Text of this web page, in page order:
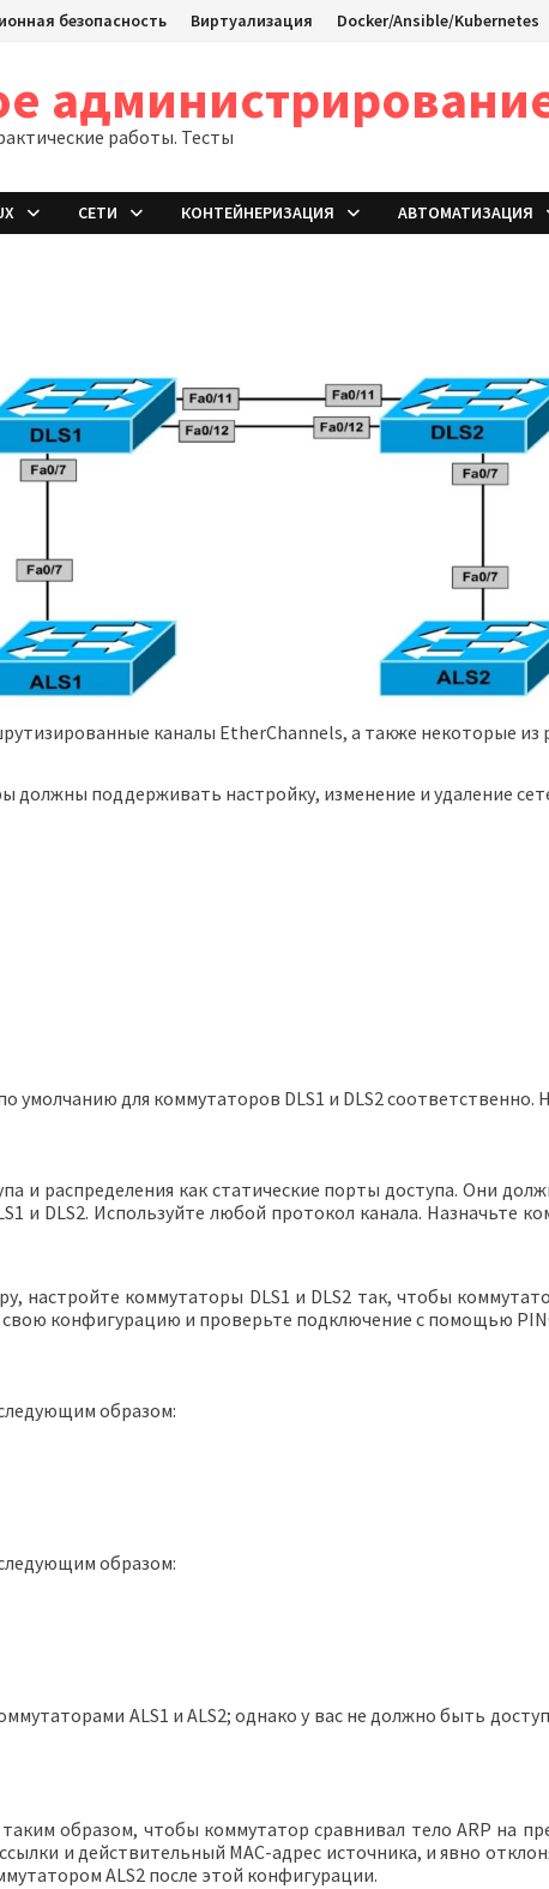
безопасность Виртуализация Docker/Ansible/Kubernetes
работы. Тесты
СЕТИ КОНТЕЙНЕРИЗАЦИЯ АВТОМАТИЗАЦИЯ
каналы EtherChannels, а также некоторые
должны поддерживать настройку, изменение и удаление
умолчанию для коммутаторов DLS1 и DLS2
и распределения как статические порты доступа. Они
DLS2. Используйте любой протокол канала. Назначьте
настройте коммутаторы DLS1 и DLS2 так, чтобы
конфигурацию и проверьте подключение с помощью
образом:
образом:
ALS1 и ALS2; однако у вас не должно быть
образом, чтобы коммутатор сравнивал тело ARP на
и действительный MAC-адрес источника, и явно
ALS2 после этой конфигурации.